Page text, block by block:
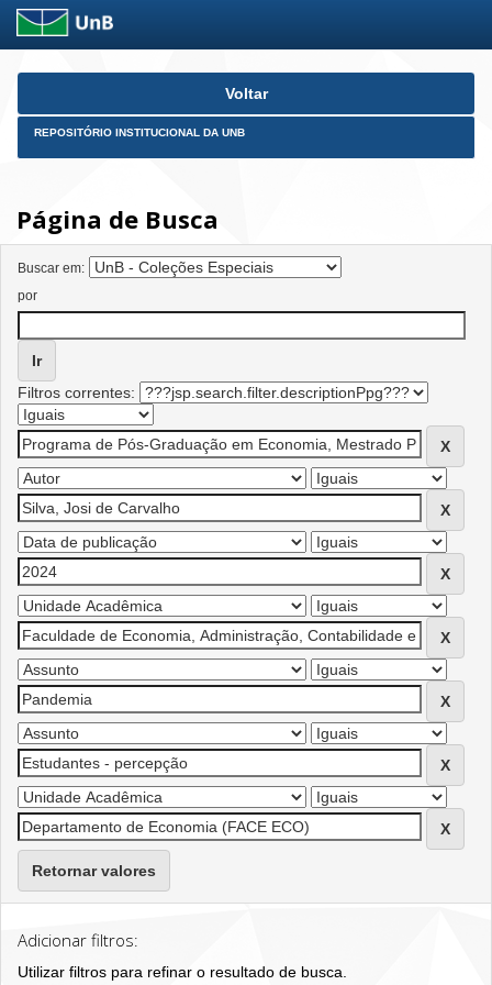
Skip
Voltar
REPOSITÓRIO INSTITUCIONAL DA UNB
Página de Busca
Buscar em:
por
Filtros correntes:
Retornar valores
Adicionar filtros:
Utilizar filtros para refinar o resultado de busca.